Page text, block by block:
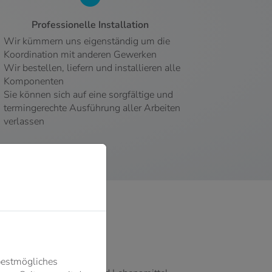
Professionelle Installation
Wir kümmern uns eigenständig um die
Koordination mit anderen Gewerken
Wir bestellen, liefern und installieren alle
Komponenten
Sie können sich auf eine sorgfältige und
termingerechte Ausführung aller Arbeiten
verlassen